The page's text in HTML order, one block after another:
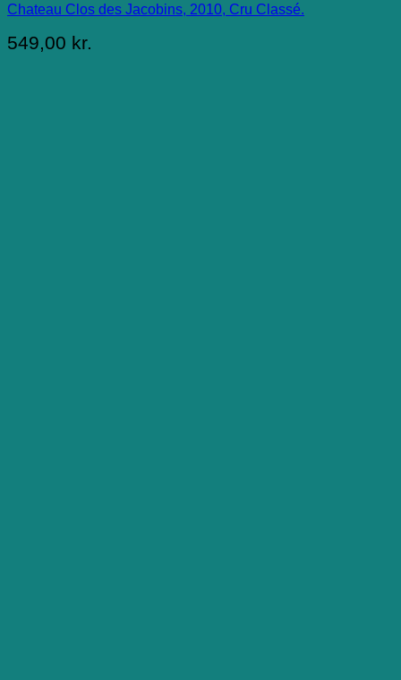
Chateau Clos des Jacobins, 2010, Cru Classé.
549,00 kr.